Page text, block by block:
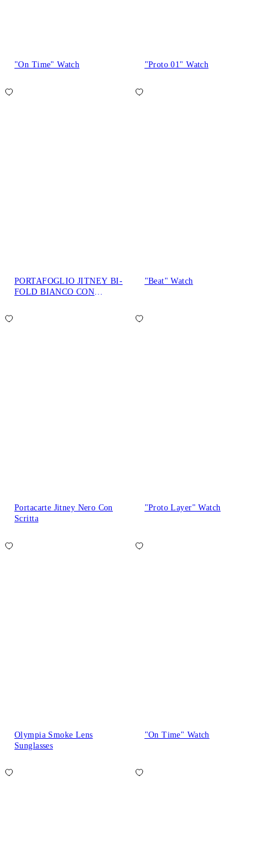
"On Time" Watch "Proto 01" Watch
PORTAFOGLIO JITNEY BI-
FOLD BIANCO CON
"Beat" Watch
Portacarte Jitney Nero Con
Scritta
"Proto Layer" Watch
Olympia Smoke Lens
Sunglasses
"On Time" Watch